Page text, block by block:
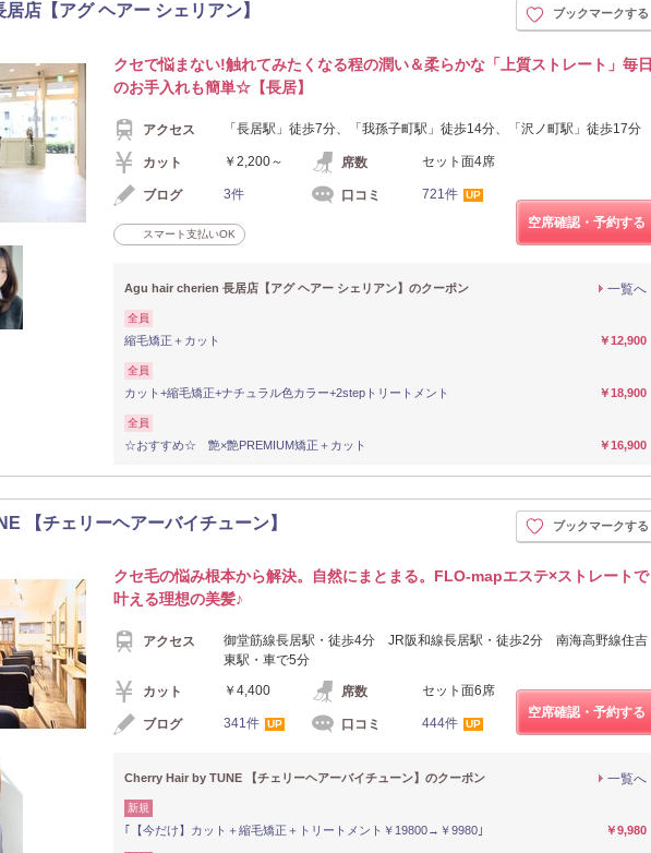
店【アグ ヘアー シェリアン】 ブックマークする
クセで悩まない!触れてみたくなる程の潤い＆柔らかな「上質ストレート」毎日
のお手入れも簡単☆【長居】
アクセス 「長居駅」徒歩7分、「我孫子町駅」徒歩14分、「沢ノ町駅」徒歩17分
カット ￥2,200～ 席数 セット面4席
ブログ 3件 口コミ 721件 UP
スマート支払いOK
空席確認・予約する
Agu hair cherien 長居店【アグ ヘアー シェリアン】のクーポン 一覧へ
全員
縮毛矯正＋カット ￥12,900
全員
カット+縮毛矯正+ナチュラル色カラー+2stepトリートメント ￥18,900
全員
☆おすすめ☆ 艶×艶PREMIUM矯正＋カット ￥16,900
【チェリーヘアーバイチューン】 ブックマークする
クセ毛の悩み根本から解決。自然にまとまる。FLO-mapエステ×ストレートで
叶える理想の美髪♪
アクセス
御堂筋線長居駅・徒歩4分 JR阪和線長居駅・徒歩2分 南海高野線住吉
東駅・車で5分
カット ￥4,400 席数 セット面6席
ブログ 341件 UP 口コミ 444件 UP
空席確認・予約する
Cherry Hair by TUNE 【チェリーヘアーバイチューン】のクーポン 一覧へ
新規
｢【今だけ】カット＋縮毛矯正＋トリートメント￥19800→￥9980｣ ￥9,980